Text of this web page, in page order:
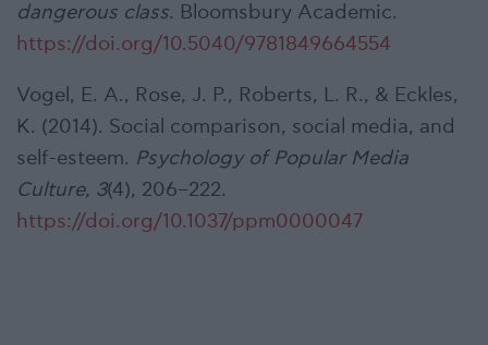
dangerous class. Bloomsbury Academic.
https://doi.org/10.5040/9781849664554
Vogel, E. A., Rose, J. P., Roberts, L. R., & Eckles,
K. (2014). Social comparison, social media, and
self-esteem. Psychology of Popular Media
Culture, 3(4), 206–222.
https://doi.org/10.1037/ppm0000047